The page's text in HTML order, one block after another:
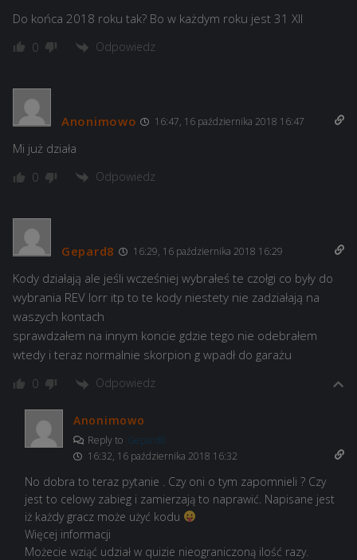
Do końca 2018 roku tak? Bo w każdym roku jest 31 XII
0 Odpowiedz
Anonimowo 16:47, 16 października 2018 16:47
Mi już działa
0 Odpowiedz
Gepard8 16:29, 16 października 2018 16:29
Kody działają ale jeśli wcześniej wybrałeś te czołgi co były do
wybrania REV lorr itp to te kody niestety nie zadziałają na
waszych kontach
sprawdzałem na innym koncie gdzie tego nie odebrałem
wtedy i teraz normalnie skorpion g wpadł do garażu
0 Odpowiedz
Anonimowo
Reply to Gepard8
16:32, 16 października 2018 16:32
No dobra to teraz pytanie . Czy oni o tym zapomnieli ? Czy
jest to celowy zabieg i zamierzają to naprawić. Napisane jest
iż każdy gracz może użyć kodu
Więcej informacji
Możecie wziąć udział w quizie nieograniczoną ilość razy.